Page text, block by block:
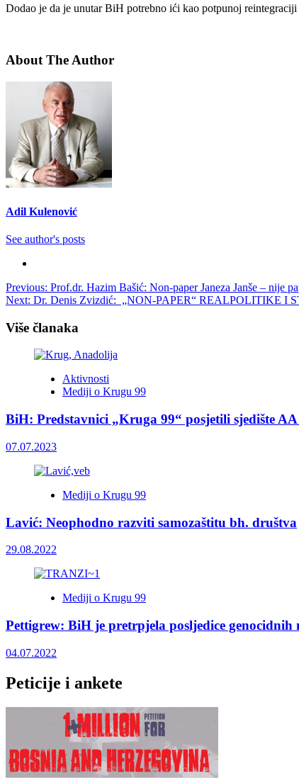
Dodao je da je unutar BiH potrebno ići kao potpunoj
About The Author
Adil Kulenović
See author's posts
Post
navigation
Previous: Prof.dr. Hazim Bašić: Non-paper Janeza Janše – nije
Next: Dr. Denis Zvizdić: „NON-PAPER“ REALPOLITIKE I
Više članaka
Aktivnosti
Mediji o Krugu 99
BiH: Predstavnici „Kruga 99“ posjetili sjedište
07.07.2023
Mediji o Krugu 99
Lavić: Neophodno razviti samozaštitu bh. društva
29.08.2022
Mediji o Krugu 99
Pettigrew: BiH je pretrpjela posljedice genocidnih
04.07.2022
Peticije i ankete